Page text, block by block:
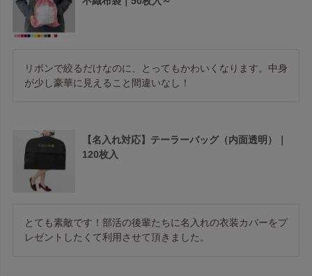
リボンで絞るだけなのに、とってもかわいくなります。中身
が少し豪華に見えること間違いなし！
【名入れ対応】テーラーバッグ（内面透明）｜
120枚入
とても素敵です！部活の後輩たちに名入れの衣装カバーをプ
レゼントしたくて利用させて頂きました。